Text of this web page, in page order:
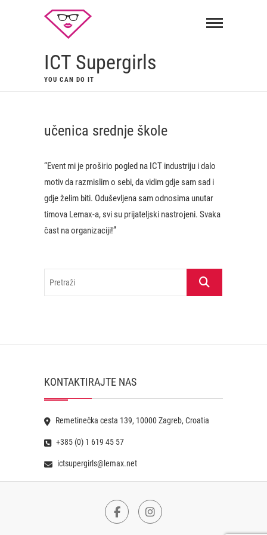
ICT Supergirls
YOU CAN DO IT
učenica srednje škole
“Event mi je proširio pogled na ICT industriju i dalo
motiv da razmislim o sebi, da vidim gdje sam sad i
gdje želim biti. Oduševljena sam odnosima unutar
timova Lemax-a, svi su prijateljski nastrojeni. Svaka
čast na organizaciji!”
Pretraži
KONTAKTIRAJTE NAS
Remetinečka cesta 139, 10000 Zagreb, Croatia
+385 (0) 1 619 45 57
ictsupergirls@lemax.net
FacebookInstagram